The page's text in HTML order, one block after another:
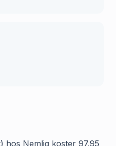
hos Nemlig koster 97.95